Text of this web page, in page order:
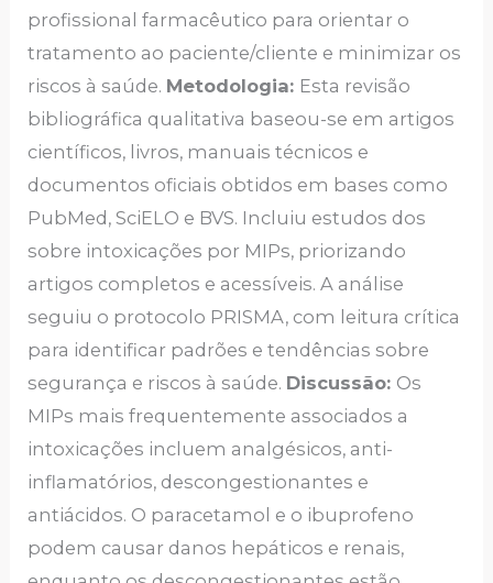
profissional farmacêutico para orientar o
tratamento ao paciente/cliente e minimizar os
riscos à saúde. Metodologia: Esta revisão
bibliográfica qualitativa baseou-se em artigos
científicos, livros, manuais técnicos e
documentos oficiais obtidos em bases como
PubMed, SciELO e BVS. Incluiu estudos dos
sobre intoxicações por MIPs, priorizando
artigos completos e acessíveis. A análise
seguiu o protocolo PRISMA, com leitura crítica
para identificar padrões e tendências sobre
segurança e riscos à saúde. Discussão: Os
MIPs mais frequentemente associados a
intoxicações incluem analgésicos, anti-
inflamatórios, descongestionantes e
antiácidos. O paracetamol e o ibuprofeno
podem causar danos hepáticos e renais,